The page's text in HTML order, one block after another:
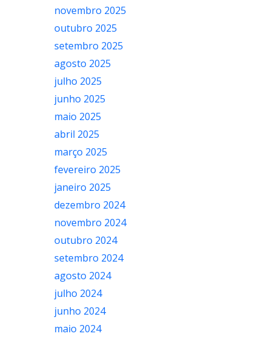
novembro 2025
outubro 2025
setembro 2025
agosto 2025
julho 2025
junho 2025
maio 2025
abril 2025
março 2025
fevereiro 2025
janeiro 2025
dezembro 2024
novembro 2024
outubro 2024
setembro 2024
agosto 2024
julho 2024
junho 2024
maio 2024